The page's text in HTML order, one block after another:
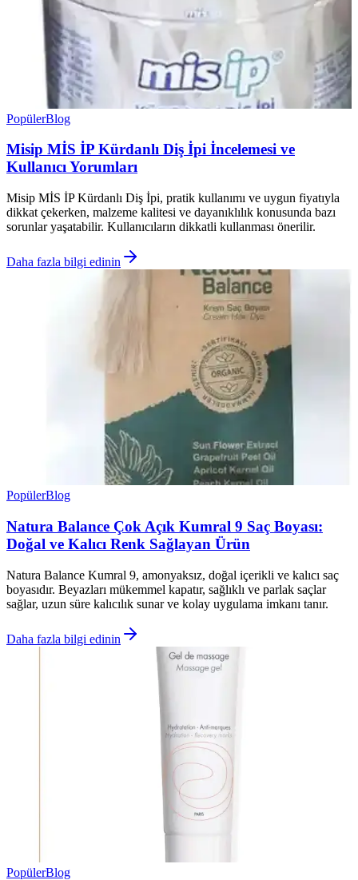
PopülerBlog
Misip MİS İP Kürdanlı Diş İpi İncelemesi ve
Kullanıcı Yorumları
Misip MİS İP Kürdanlı Diş İpi, pratik kullanımı ve uygun fiyatıyla
dikkat çekerken, malzeme kalitesi ve dayanıklılık konusunda bazı
sorunlar yaşatabilir. Kullanıcıların dikkatli kullanması önerilir.
Daha fazla bilgi edinin
PopülerBlog
Natura Balance Çok Açık Kumral 9 Saç Boyası:
Doğal ve Kalıcı Renk Sağlayan Ürün
Natura Balance Kumral 9, amonyaksız, doğal içerikli ve kalıcı saç
boyasıdır. Beyazları mükemmel kapatır, sağlıklı ve parlak saçlar
sağlar, uzun süre kalıcılık sunar ve kolay uygulama imkanı tanır.
Daha fazla bilgi edinin
PopülerBlog